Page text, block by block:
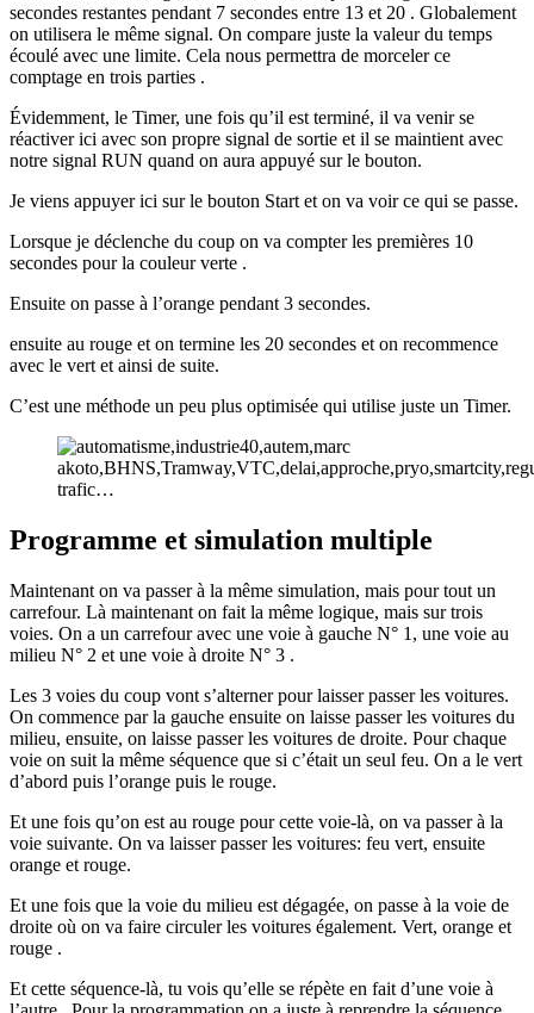
secondes restantes pendant 7 secondes entre 13 et 20 . Globalement
on utilisera le même signal. On compare juste la valeur du temps
écoulé avec une limite. Cela nous permettra de morceler ce
comptage en trois parties .
Évidemment, le Timer, une fois qu’il est terminé, il va venir se
réactiver ici avec son propre signal de sortie et il se maintient avec
notre signal RUN quand on aura appuyé sur le bouton.
Je viens appuyer ici sur le bouton Start et on va voir ce qui se passe.
Lorsque je déclenche du coup on va compter les premières 10
secondes pour la couleur verte .
Ensuite on passe à l’orange pendant 3 secondes.
ensuite au rouge et on termine les 20 secondes et on recommence
avec le vert et ainsi de suite.
C’est une méthode un peu plus optimisée qui utilise juste un Timer.
Programme et simulation multiple
Maintenant on va passer à la même simulation, mais pour tout un
carrefour. Là maintenant on fait la même logique, mais sur trois
voies. On a un carrefour avec une voie à gauche N° 1, une voie au
milieu N° 2 et une voie à droite N° 3 .
Les 3 voies du coup vont s’alterner pour laisser passer les voitures.
On commence par la gauche ensuite on laisse passer les voitures du
milieu, ensuite, on laisse passer les voitures de droite. Pour chaque
voie on suit la même séquence que si c’était un seul feu. On a le vert
d’abord puis l’orange puis le rouge.
Et une fois qu’on est au rouge pour cette voie-là, on va passer à la
voie suivante. On va laisser passer les voitures: feu vert, ensuite
orange et rouge.
Et une fois que la voie du milieu est dégagée, on passe à la voie de
droite où on va faire circuler les voitures également. Vert, orange et
rouge .
Et cette séquence-là, tu vois qu’elle se répète en fait d’une voie à